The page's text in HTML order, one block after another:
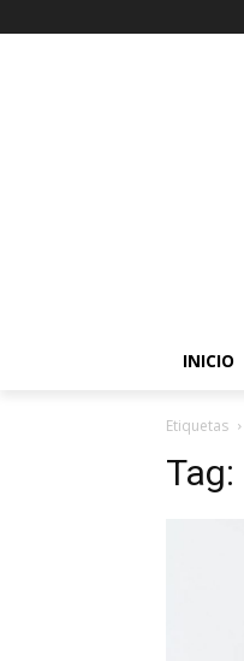
INICIO
Etiquetas
Tag: